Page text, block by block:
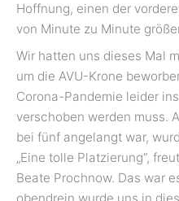
Hoffnung, einen der
von Minute zu Minute
Wir hatten uns dieses Mal
um die AVU-Krone
Corona-Pandemie leider
verschoben werden muss.
bei fünf angelangt war,
„Eine tolle Platzierung“,
Beate Prochnow. Das war